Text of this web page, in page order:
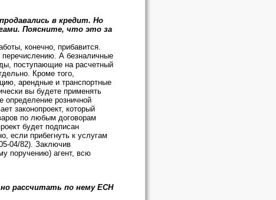
в кредит. Но
Поясните, что это за
конечно, прибавится.
перечислению. А безналичные
поступающие на расчетный
Кроме того,
арендные и транспортные
вы будете применять
определение розничной
законопроект, который
по любым договорам
будет подписан
если прибегнуть к услугам
04/82). Заключив
поручению) агент, всю
рассчитать по нему ЕСН